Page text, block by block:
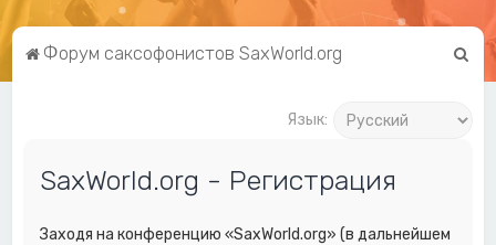
Форум саксофонистов SaxWorld.org
Язык:
SaxWorld.org - Регистрация
Заходя на конференцию «SaxWorld.org» (в дальнейшем